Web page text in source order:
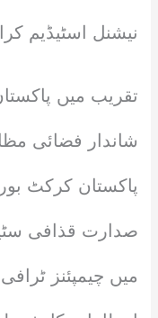
نیشنل اسٹیڈیم
تقریب میں
شاندار فضائی
پاکستان کرکٹ
صدارت قذافی
میں چیمپئنز